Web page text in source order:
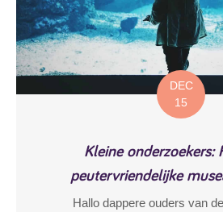
DEC
15
Kleine onderzoekers:
peutervriendelijke
Hallo dappere ouders van